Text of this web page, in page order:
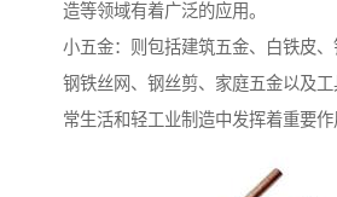
造等领域有着广泛的应用。
小五金：则包括建筑五金、白铁皮、
钢铁丝网、钢丝剪、家庭五金以及工
常生活和轻工业制造中发挥着重要作